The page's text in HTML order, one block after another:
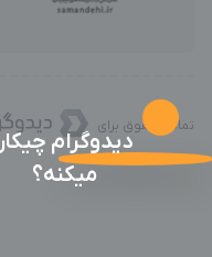
تمامی حقوق برای
دیدوگرام چیکار
میکنه؟